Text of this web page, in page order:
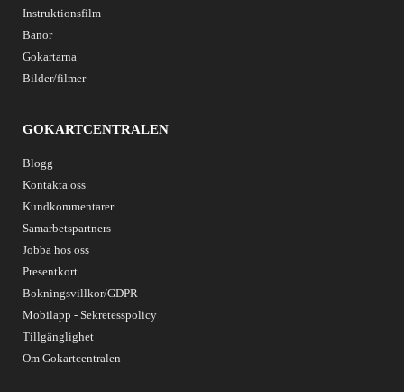
Instruktionsfilm
Banor
Gokartarna
Bilder/filmer
GOKARTCENTRALEN
Blogg
Kontakta oss
Kundkommentarer
Samarbetspartners
Jobba hos oss
Presentkort
Bokningsvillkor/GDPR
Mobilapp - Sekretesspolicy
Tillgänglighet
Om Gokartcentralen